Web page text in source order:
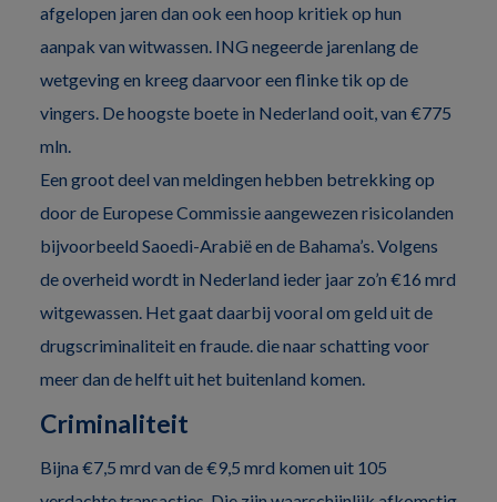
afgelopen jaren dan ook een hoop kritiek op hun
aanpak van witwassen. ING negeerde jarenlang de
wetgeving en kreeg daarvoor een flinke tik op de
vingers. De hoogste boete in Nederland ooit, van €775
mln.
Een groot deel van meldingen hebben betrekking op
door de Europese Commissie aangewezen risicolanden
bijvoorbeeld Saoedi-Arabië en de Bahama’s. Volgens
de overheid wordt in Nederland ieder jaar zo’n €16 mrd
witgewassen. Het gaat daarbij vooral om geld uit de
drugscriminaliteit en fraude. die naar schatting voor
meer dan de helft uit het buitenland komen.
Criminaliteit
Bijna €7,5 mrd van de €9,5 mrd komen uit 105